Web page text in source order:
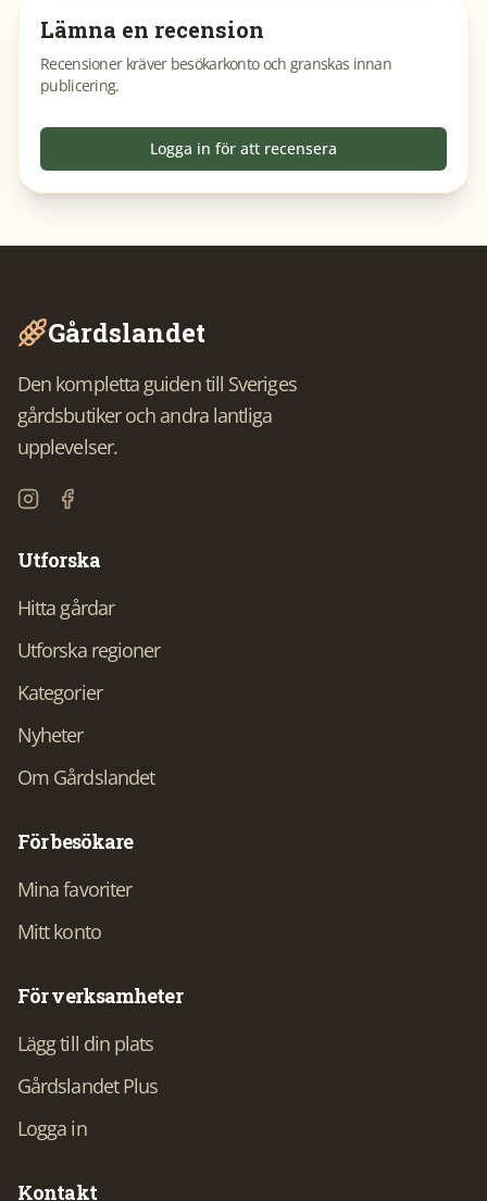
Lämna en recension
Recensioner kräver besökarkonto och granskas innan
publicering.
Logga in för att recensera
Gårdslandet
Den kompletta guiden till Sveriges
gårdsbutiker och andra lantliga
upplevelser.
Utforska
Hitta gårdar
Utforska regioner
Kategorier
Nyheter
Om Gårdslandet
För besökare
Mina favoriter
Mitt konto
För verksamheter
Lägg till din plats
Gårdslandet Plus
Logga in
Kontakt